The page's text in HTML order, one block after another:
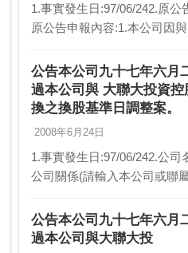
1.事實發生日:97/06/242.原公
原公告申報內容:1.本公司因
之百股份2.預計或實際…
公告本公司九十七年六月
過本公司與 大聯大投資
換之換股基準日調整案。
2008年6月24日
1.事實發生日:97/06/242.公
公司關係(請輸入本公司或聯
董事會決議日期：97…
公告本公司九十七年六月
過本公司與大聯大投